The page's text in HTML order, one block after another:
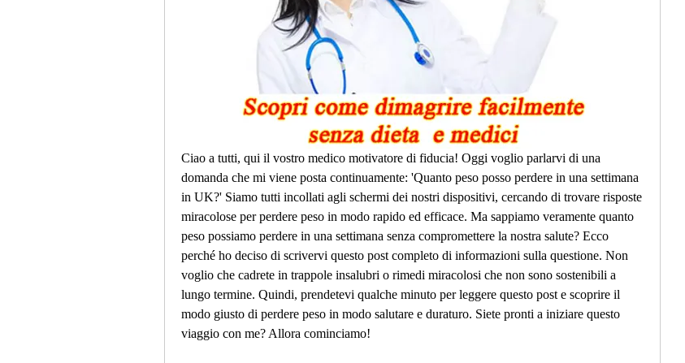
Ciao a tutti, qui il vostro medico motivatore di fiducia! Oggi voglio parlarvi di una
domanda che mi viene posta continuamente: 'Quanto peso posso perdere in una settimana
in UK?' Siamo tutti incollati agli schermi dei nostri dispositivi, cercando di trovare risposte
miracolose per perdere peso in modo rapido ed efficace. Ma sappiamo veramente quanto
peso possiamo perdere in una settimana senza compromettere la nostra salute? Ecco
perché ho deciso di scrivervi questo post completo di informazioni sulla questione. Non
voglio che cadrete in trappole insalubri o rimedi miracolosi che non sono sostenibili a
lungo termine. Quindi, prendetevi qualche minuto per leggere questo post e scoprire il
modo giusto di perdere peso in modo salutare e duraturo. Siete pronti a iniziare questo
viaggio con me? Allora cominciamo!